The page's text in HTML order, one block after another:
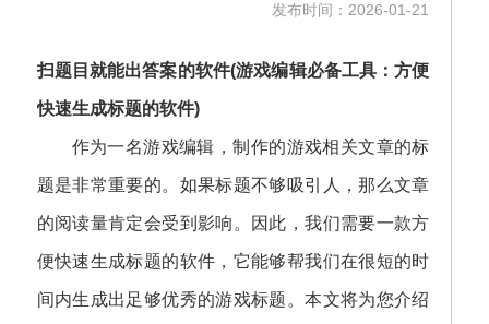
发布时间：2026-01-21
扫题目就能出答案的软件(游戏编辑必备工具：方便
快速生成标题的软件)
作为一名游戏编辑，制作的游戏相关文章的标
题是非常重要的。如果标题不够吸引人，那么文章
的阅读量肯定会受到影响。因此，我们需要一款方
便快速生成标题的软件，它能够帮我们在很短的时
间内生成出足够优秀的游戏标题。本文将为您介绍